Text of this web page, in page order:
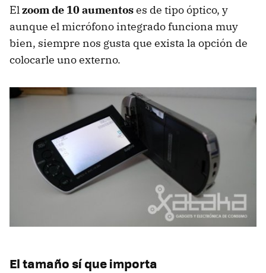
Elzoom de 10 aumentoses de tipo óptico, y
aunque el micrófono integrado funciona muy
bien, siempre nos gusta que exista la opción de
colocarle uno externo.
El tamaño sí que importa